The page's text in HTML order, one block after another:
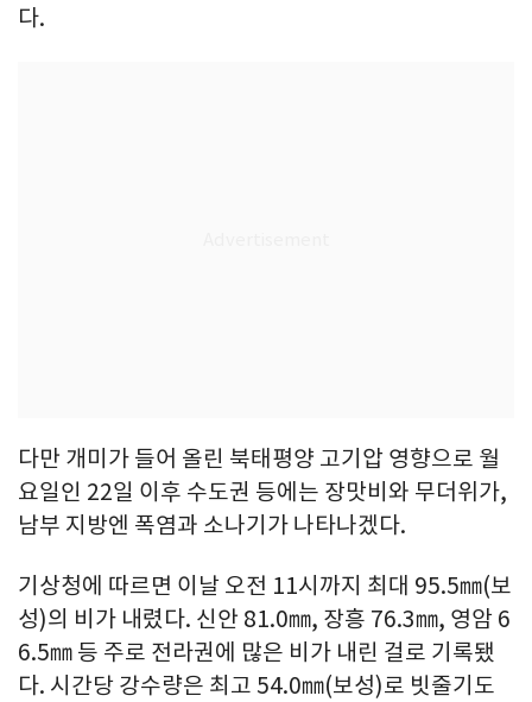
다.
다만 개미가 들어 올린 북태평양 고기압 영향으로 월
요일인 22일 이후 수도권 등에는 장맛비와 무더위가,
남부 지방엔 폭염과 소나기가 나타나겠다.
기상청에 따르면 이날 오전 11시까지 최대 95.5㎜(보
성)의 비가 내렸다. 신안 81.0㎜, 장흥 76.3㎜, 영암 6
6.5㎜ 등 주로 전라권에 많은 비가 내린 걸로 기록됐
다. 시간당 강수량은 최고 54.0㎜(보성)로 빗줄기도